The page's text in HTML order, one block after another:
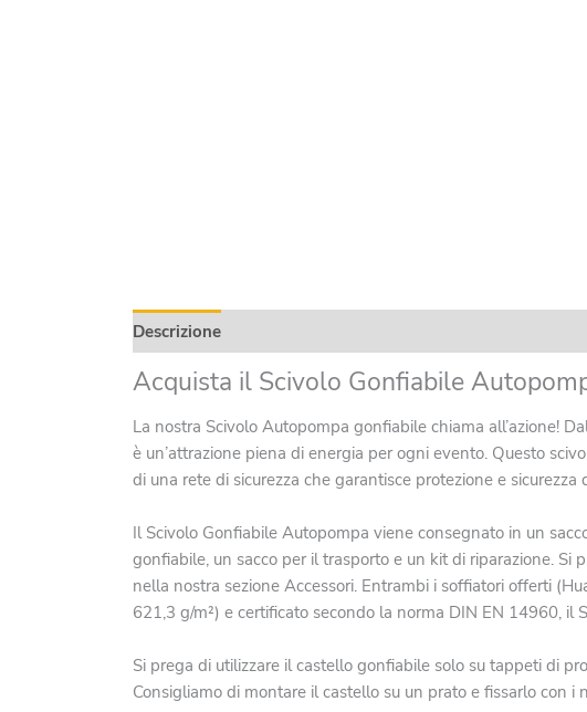
Descrizione
Acquista il Scivolo Gonfiabile
La nostra Scivolo Autopompa gonfiabile chiama all’azione!
è un’attrazione piena di energia per ogni evento. Questo
di una rete di sicurezza che garantisce protezione e
Il Scivolo Gonfiabile Autopompa viene consegnato in un
gonfiabile, un sacco per il trasporto e un kit di riparazione.
nella nostra sezione Accessori. Entrambi i soffiatori offerti
621,3 g/m²) e certificato secondo la norma DIN EN 14960,
Si prega di utilizzare il castello gonfiabile solo su tappeti di
Consigliamo di montare il castello su un prato e fissarlo con